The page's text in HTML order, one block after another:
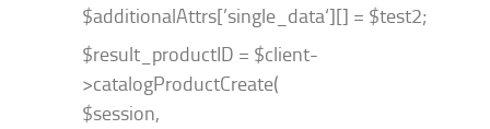
$additionalAttrs[’single_data‘][] = $test2;
$result_productID = $client-
>catalogProductCreate(
$session,